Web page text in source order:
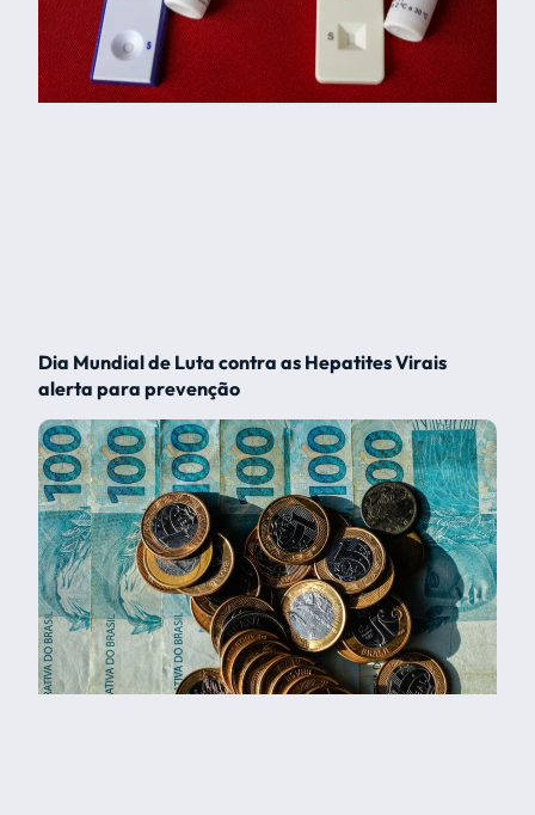
Dia Mundial de Luta contra as Hepatites Virais
alerta para prevenção